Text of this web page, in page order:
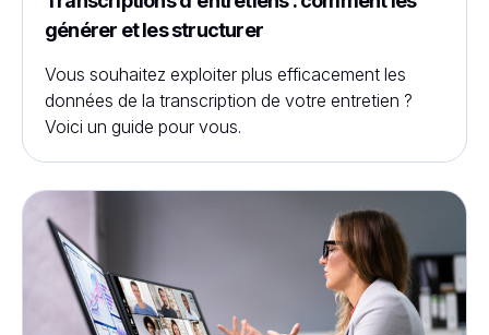
générer et les structurer
Vous souhaitez exploiter plus efficacement les
données de la transcription de votre entretien ?
Voici un guide pour vous.